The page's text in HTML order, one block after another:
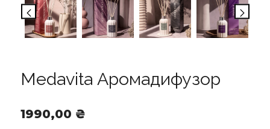
Medavita Аромадифузор
1990,00 ₴